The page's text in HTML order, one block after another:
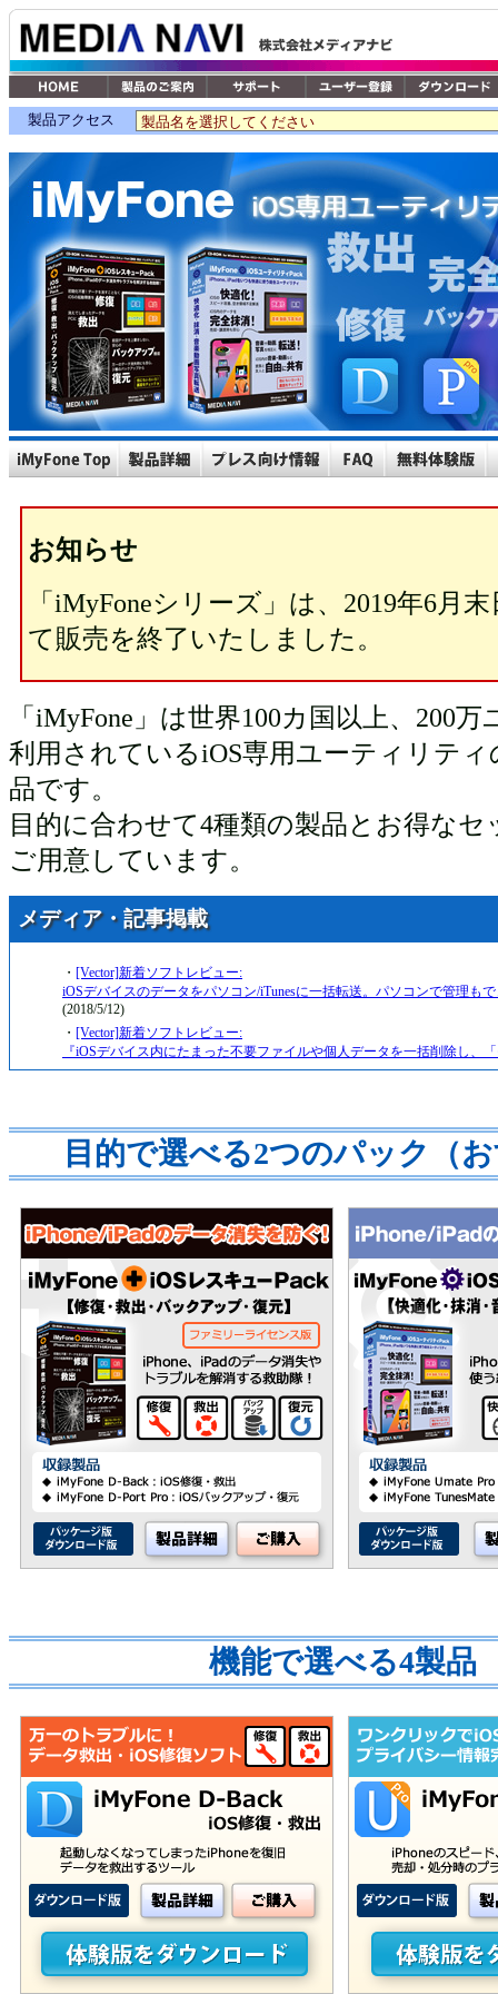
製品アクセス
お知らせ
「iMyFoneシリーズ」は、2019年6月
て販売を終了いたしました。
「iMyFone」は世界100カ国以上、200
利用されているiOS専用ユーティリテ
品です。
目的に合わせて4種類の製品とお得な
ご用意しています。
メディア・記事掲載
・ [Vector]新着ソフトレビュー:
iOSデバイスのデータをパソコン/iTunesに一括転送。パソコンで管理も
(2018/5/12)
・ [Vector]新着ソフトレビュー:
『iOSデバイス内にたまった不要ファイルや個人データを一括削除し、
足」を解決』
目的で選べる2つのパック（
機能で選べる4製品